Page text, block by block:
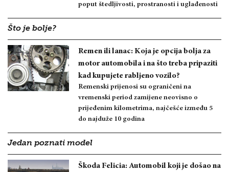
poput štedljivosti, prostranosti i uglađenosti
Što je bolje?
Remen ili lanac: Koja je opcija bolja za
motor automobila i na što treba pripaziti
kad kupujete rabljeno vozilo?
Remenski prijenosi su ograničeni na
vremenski period zamijene neovisno o
prijeđenim kilometrima, najčešće između 5
do najduže 10 godina
Jedan poznati model
Škoda Felicia: Automobil koji je došao na